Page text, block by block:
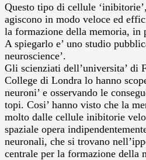
Questo tipo di cellule
agiscono in modo veloce ed
la formazione della memoria, in
A spiegarlo e’ uno studio
neuroscience’.
Gli scienziati dell’universita’ di
College di Londra lo hanno
neuroni’ e osservando le
topi. Cosi’ hanno visto che la
molto dalle cellule inibitorie
spaziale opera
neuronali, che si trovano
centrale per la formazione della